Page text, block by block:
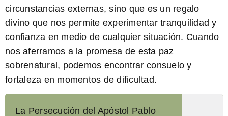
circunstancias externas, sino que es un regalo
divino que nos permite experimentar tranquilidad y
confianza en medio de cualquier situación. Cuando
nos aferramos a la promesa de esta paz
sobrenatural, podemos encontrar consuelo y
fortaleza en momentos de dificultad.
La Persecución del Apóstol Pablo